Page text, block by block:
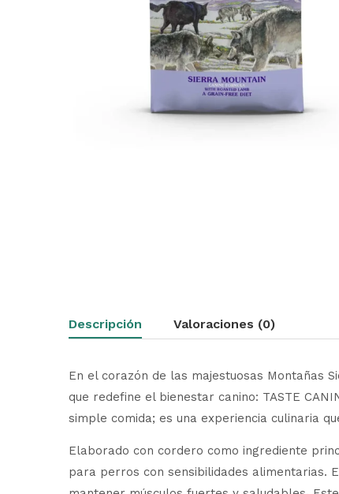
Descripción Valoraciones (0)
En el corazón de las majestuosas Montañas
que redefine el bienestar canino: TASTE
simple comida; es una experiencia culinaria
Elaborado con cordero como ingrediente
para perros con sensibilidades alimentarias.